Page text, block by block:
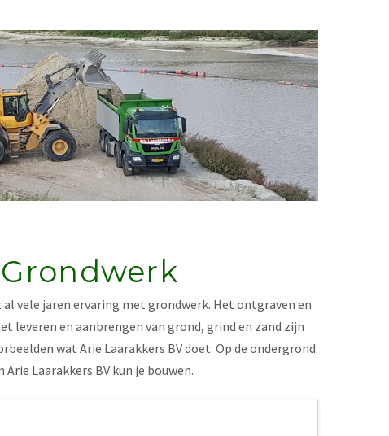
Grondwerk
al vele jaren ervaring met grondwerk. Het ontgraven en
leveren en aanbrengen van grond, grind en zand zijn
wat Arie Laarakkers BV doet. Op de ondergrond
Arie Laarakkers BV kun je bouwen.